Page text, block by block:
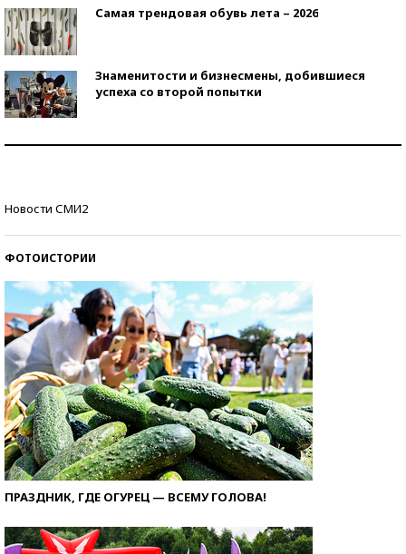
Самая трендовая обувь лета – 2026
Знаменитости и бизнесмены, добившиеся
успеха со второй попытки
Новости СМИ2
ФОТОИСТОРИИ
ПРАЗДНИК, ГДЕ ОГУРЕЦ — ВСЕМУ ГОЛОВА!